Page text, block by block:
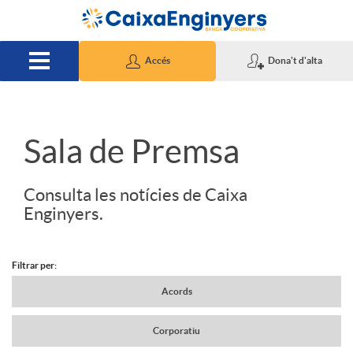
Salta al contingut principal
Accés Dona't d'alta
S
d
Sala de Premsa
Consulta les notícies de Caixa
Enginyers.
N
Filtrar per:
Acords
Corporatiu